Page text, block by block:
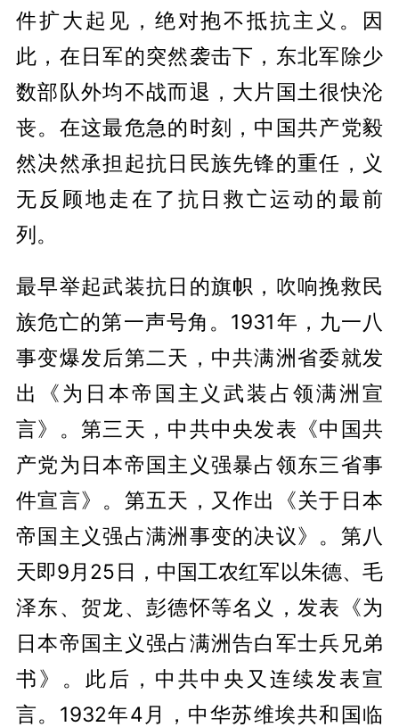
件扩大起见，绝对抱不抵抗主义。因
此，在日军的突然袭击下，东北军除少
数部队外均不战而退，大片国土很快沦
丧。在这最危急的时刻，中国共产党毅
然决然承担起抗日民族先锋的重任，义
无反顾地走在了抗日救亡运动的最前
列。
最早举起武装抗日的旗帜，吹响挽救民
族危亡的第一声号角。1931年，九一八
事变爆发后第二天，中共满洲省委就发
出《为日本帝国主义武装占领满洲宣
言》。第三天，中共中央发表《中国共
产党为日本帝国主义强暴占领东三省事
件宣言》。第五天，又作出《关于日本
帝国主义强占满洲事变的决议》。第八
天即9月25日，中国工农红军以朱德、毛
泽东、贺龙、彭德怀等名义，发表《为
日本帝国主义强占满洲告白军士兵兄弟
书》。此后，中共中央又连续发表宣
言。1932年4月，中华苏维埃共和国临